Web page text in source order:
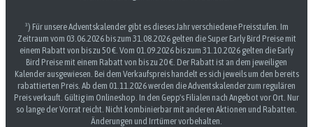
³) Für unsere Adventskalender gibt es dieses Jahr verschiedene Preisstufen. Im
Zeitraum vom 03.06.2026 bis zum 31.08.2026 gelten die Super Early Bird Preise mit
einem Rabatt von bis zu 50 €. Vom 01.09.2026 bis zum 31.10.2026 gelten die Early
Bird Preise mit einem Rabatt von bis zu 20 €. Der Rabatt ist an dem jeweiligen
Kalender ausgewiesen. Bei dem Verkaufspreis handelt es sich jeweils um den bereits
rabattierten Preis. Ab dem 01.11.2026 werden die Adventskalender zum regulären
Preis verkauft. Gültig im Onlineshop. In den Gepp's Filialen nach Angebot vor Ort. Nur
so lange der Vorrat reicht. Nicht kombinierbar mit anderen Aktionen und Rabatten.
Änderungen und Irrtümer vorbehalten.